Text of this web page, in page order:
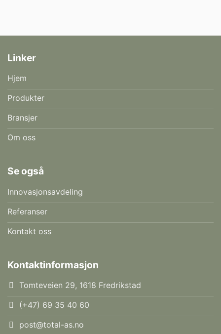
Linker
Hjem
Produkter
Bransjer
Om oss
Se også
Innovasjonsavdeling
Referanser
Kontakt oss
Kontaktinformasjon
Tomteveien 29, 1618 Fredrikstad
(+47) 69 35 40 60
post@total-as.no